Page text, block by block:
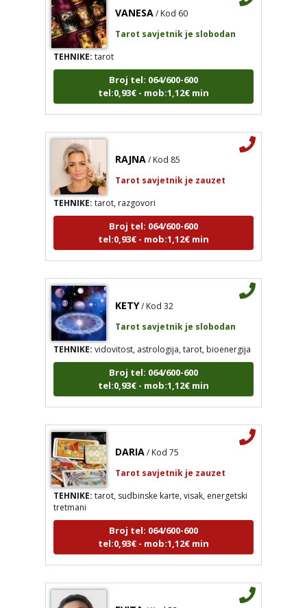
TEHNIKE:tarot
Broj tel: 064/600-600
tel:0,93€ - mob:1,12€ min
TEHNIKE:tarot, razgovori
Broj tel: 064/600-600
tel:0,93€ - mob:1,12€ min
TEHNIKE:vidovitost, astrologija, tarot, bioenergija
Broj tel: 064/600-600
tel:0,93€ - mob:1,12€ min
TEHNIKE:tarot, sudbinske karte, visak, energetski
tretmani
Broj tel: 064/600-600
tel:0,93€ - mob:1,12€ min